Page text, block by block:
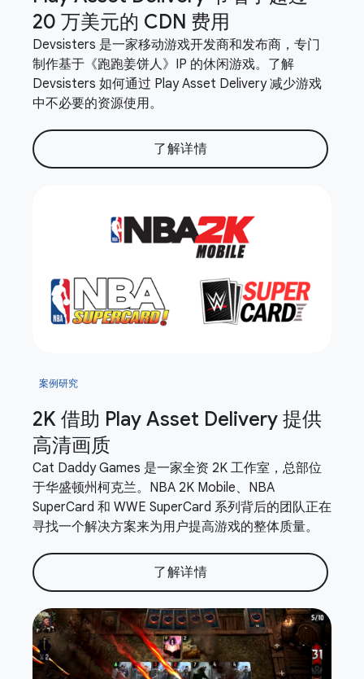
20 万美元的 CDN 费用
Devsisters 是一家移动游戏开发商和发布商，专门
制作基于《跑跑姜饼人》IP 的休闲游戏。了解
Devsisters 如何通过 Play Asset Delivery 减少游戏
中不必要的资源使用。
了解详情
案例研究
2K 借助 Play Asset Delivery 提供
高清画质
Cat Daddy Games 是一家全资 2K 工作室，总部位
于华盛顿州柯克兰。NBA 2K Mobile、NBA
SuperCard 和 WWE SuperCard 系列背后的团队正在
寻找一个解决方案来为用户提高游戏的整体质量。
了解详情